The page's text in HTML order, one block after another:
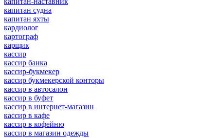
капитан судна
капитан яхты
кардиолог
картограф
карщик
кассир
кассир банка
кассир-букмекер
кассир букмекерской конторы
кассир в автосалон
кассир в буфет
кассир в интернет-магазин
кассир в кафе
кассир в кофейню
кассир в магазин одежды